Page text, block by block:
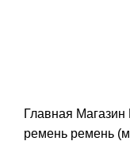
Главная Магазин
ремень ремень